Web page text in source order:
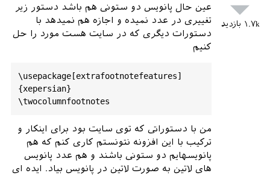
۱.۷k بازدید
عین حال پانویس دو ستونی هم باشد دستور زیر
تغییری در عدد نمیده و اجازه هم نمیدهد با
دستورات دیگری که در سایت هست مورد را حل
کنیم
\usepackage[extrafootnotefeatures]
{xepersian}‎
من با دستوراتی که توی سایت بود برای اینکار و
ترکیب با این افزونه نتونستم کاری کنم که هم
پانویسهایم دو ستونی باشند و هم عدد پانویس
های لاتین به صورت لاتین در پانویس بیاد. ایده ای